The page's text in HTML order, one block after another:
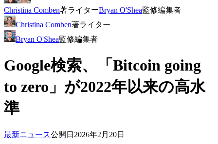
Christina Comben著ライターBryan O'Shea監修編集者
Christina Comben著ライター
Bryan O'Shea監修編集者
Google検索、「Bitcoin going
to zero」が2022年以来の高水
準
最新ニュース公開日 2026年2月20日